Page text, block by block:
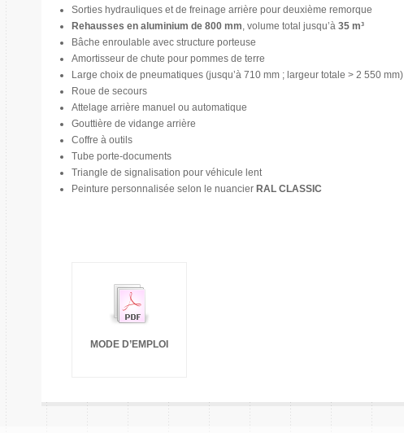
Sorties hydrauliques et de freinage arrière pour deuxième remorque
Rehausses en aluminium de 800 mm, volume total jusqu’à 35 m³
Bâche enroulable avec structure porteuse
Amortisseur de chute pour pommes de terre
Large choix de pneumatiques (jusqu’à 710 mm ; largeur totale > 2 550 mm)
Roue de secours
Attelage arrière manuel ou automatique
Gouttière de vidange arrière
Coffre à outils
Tube porte-documents
Triangle de signalisation pour véhicule lent
Peinture personnalisée selon le nuancier RAL CLASSIC
MODE D’EMPLOI